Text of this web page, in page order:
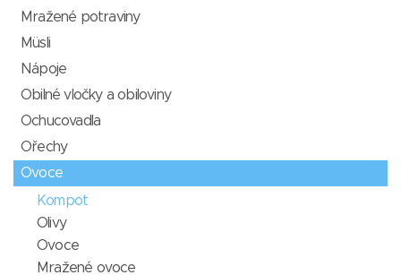
Mražené potraviny
Müsli
Nápoje
Obilné vločky a obiloviny
Ochucovadla
Ořechy
Ovoce
Kompot
Olivy
Ovoce
Mražené ovoce